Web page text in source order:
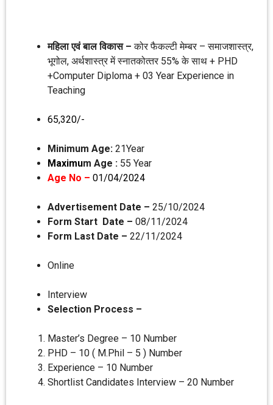
महिला एवं बाल विकास – कोर फैकल्‍टी मेम्‍बर – समाजशास्‍त्र,
भूगोल, अर्थशास्‍त्र में स्‍नातकोत्‍तर 55% के साथ + PHD
+Computer Diploma + 03 Year Experience in
Teaching
65,320/-
Minimum Age: 21Year
Maximum Age : 55 Year
Age No – 01/04/2024
Advertisement Date – 25/10/2024
Form Start Date – 08/11/2024
Form Last Date – 22/11/2024
Online
Interview
Selection Process –
Master’s Degree – 10 Number
PHD – 10 ( M.Phil – 5 ) Number
Experience – 10 Number
Shortlist Candidates Interview – 20 Number